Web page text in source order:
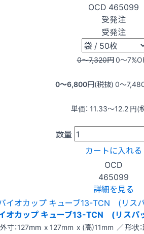
OCD 465099
受発注
受発注
0〜7,320円0〜7
0〜6,800円(税抜) 0〜
単価： 11.33〜12.2 円(
数量
カートに入れる
OCD
465099
詳細を見る
オカップ キューブ13-TCN (リスパ
外寸：127mm x 127mm x (高)11mm ／ 形状：